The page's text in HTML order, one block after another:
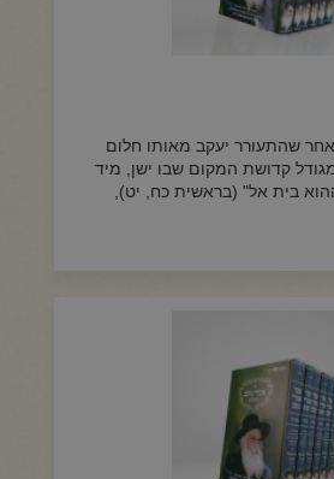
שהתעורר יעקב מאותו חלום
קדושת המקום שבו ישן, מיד
בית אל" (בראשית כח, יט),